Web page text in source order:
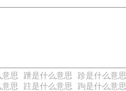
思 跇是什么意思 跈是什么意思
思 跓是什么意思 跔是什么意思